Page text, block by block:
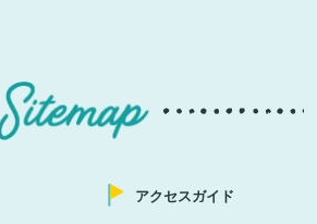
アクセスガイド